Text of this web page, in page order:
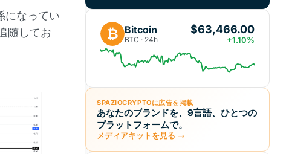
になってい
随してお
₿ Bitcoin
BTC · 24h
$63,466.00
+1.10%
SPAZIOCRYPTOに広告を掲載
あなたのブランドを、9言語、ひとつの
プラットフォームで。
メディアキットを見る →